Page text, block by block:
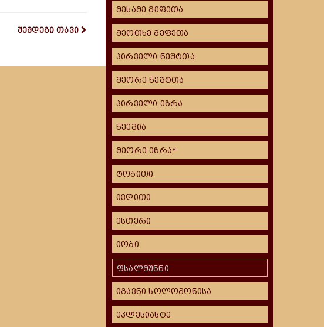
შემდეგი თავი
მესამე მეფეთა
მეოთხე მეფეთა
პირველი ნეშტთა
მეორე ნეშტთა
პირველი ეზრა
ნეემია
მეორე ეზრა*
ტობითი
ივდითი
ესთერი
იობი
ფსალმუნნი
იგავნი სოლომონისა
ეკლესიასტე